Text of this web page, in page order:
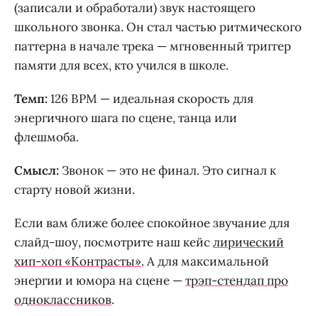
(записали и обработали) звук настоящего
школьного звонка. Он стал частью ритмического
паттерна в начале трека — мгновенный триггер
памяти для всех, кто учился в школе.
Темп:126 BPM — идеальная скорость для
энергичного шага по сцене, танца или
флешмоба.
Смысл: Звонок — это не финал. Это сигнал к
старту новой жизни.
Если вам ближе более спокойное звучание для
слайд-шоу, посмотрите наш кейслирический
хип-хоп «Контрасты». А для максимальной
энергии и юмора на сцене —трэп-стендап про
одноклассников.